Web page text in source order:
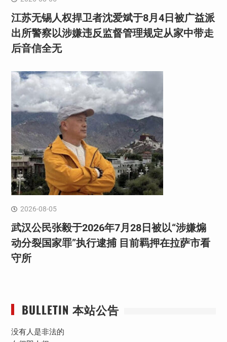
江苏无锡人权捍卫者沈爱斌于8月4日被广益派
出所警察以涉嫌违反监督管理规定从家中带走
后音信全无
2026-08-05
武汉公民张毅于2026年7月28日被以“涉嫌煽
动分裂国家罪”执行逮捕 目前羁押在拉萨市看
守所
BULLETIN 本站公告
没有人是非法的